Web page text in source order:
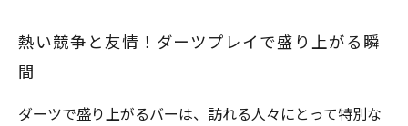
熱い競争と友情！ダーツプレイで盛り上がる瞬
間
ダーツで盛り上がるバーは、訪れる人々にとって特別な